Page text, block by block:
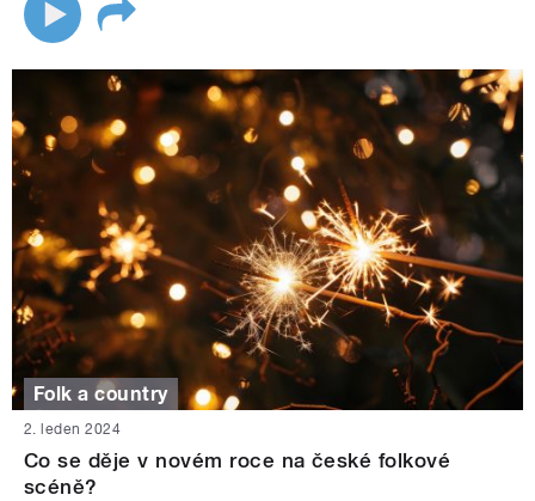
Folk a country
2. leden 2024
Co se děje v novém roce na české folkové
scéně?